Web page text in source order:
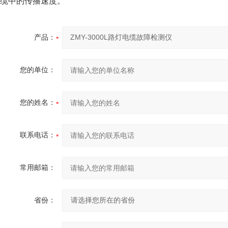
产品：
您的单位：
您的姓名：
联系电话：
常用邮箱：
省份：